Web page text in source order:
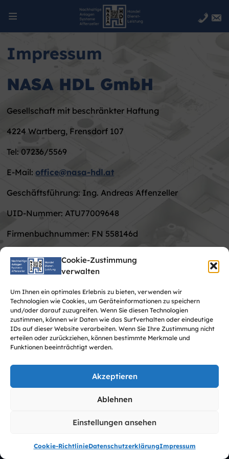
Cookie-Zustimmung
verwalten
Um Ihnen ein optimales Erlebnis zu bieten, verwenden wir
Technologien wie Cookies, um Geräteinformationen zu speichern
und/oder darauf zuzugreifen. Wenn Sie diesen Technologien
zustimmen, können wir Daten wie das Surfverhalten oder eindeutige
IDs auf dieser Website verarbeiten. Wenn Sie Ihre Zustimmung nicht
erteilen oder zurückziehen, können bestimmte Merkmale und
Funktionen beeinträchtigt werden.
Akzeptieren
Ablehnen
Einstellungen ansehen
Cookie-RichtlinieDatenschutzerklärungImpressum
Startseite
Aktuelles
Konstruktion
Handelsware
Leitbild
Kontakt
Impressum
NASA HDL GmbH
Gesellschaft mit beschränkter Haftung
4224 Wartberg, Frensdorf 107
Tel: 07236/5569
E-Mail:office@nasa-hdl.at
Geschäftsführung: Ing. Andreas Affenzeller
UID-Nummer: ATU77009648
Firmenbuchnummer: FN 558146d
Firmenbuchgericht: Landesgericht Linz
Bankverbindung: Raiffeisenbank Aist
IBAN: AT74 3446 0000 0580 7227
BIC: RZOOAT2L460
Datenschutzerklärung
2026NASA HDL GmbH